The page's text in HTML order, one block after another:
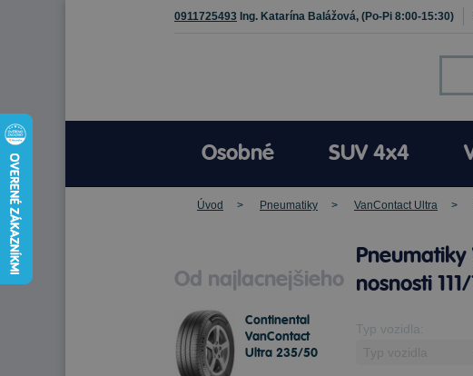
0911725493 Ing. Katarína Balážová, (Po-Pi 8:00-15:30)
Osobné SUV 4x4
Úvod Pneumatiky VanContact Ultra
Od najlacnejšieho
Continental
VanContact
Ultra 235/50
nosnosti
Typ vozidla: